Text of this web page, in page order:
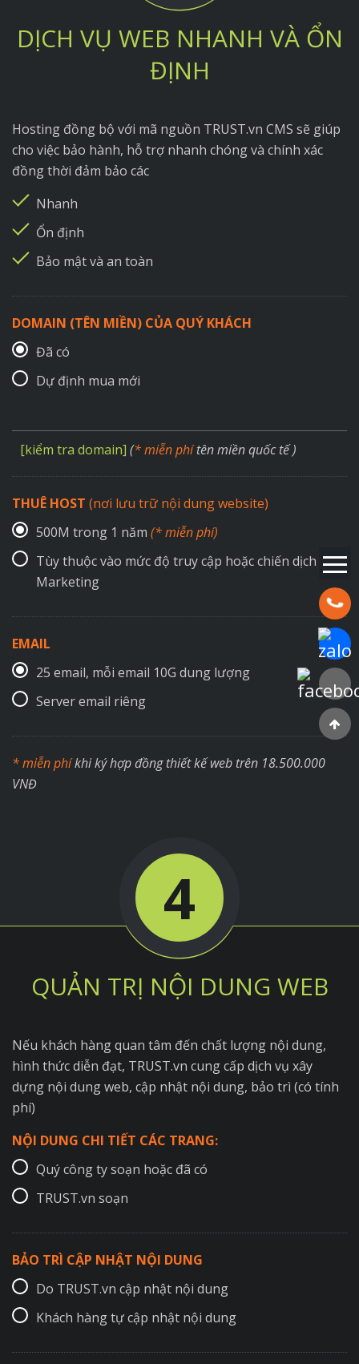
Hotline:
Chat
DỊCH VỤ WEB NHANH VÀ ỔN
ĐỊNH
Hosting đồng bộ với mã nguồn TRUST.vn CMS sẽ giúp
cho việc bảo hành, hỗ trợ nhanh chóng và chính xác
đồng thời đảm bảo các
Nhanh
Ổn định
Bảo mật và an toàn
DOMAIN (TÊN MIỀN) CỦA QUÝ KHÁCH
Đã có
Dự định mua mới
[kiểm tra domain] (* miễn phítên miền quốc tế )
THUÊ HOST (nơi lưu trữ nội dung website)
500M trong 1 năm (* miễn phí)
Tùy thuộc vào mức độ truy cập hoặc chiến dịch
Marketing
EMAIL
25 email, mỗi email 10G dung lượng
Server email riêng
* miễn phíkhi ký hợp đồng thiết kế web trên 18.500.000
VNĐ
4
QUẢN TRỊ NỘI DUNG WEB
Nếu khách hàng quan tâm đến chất lượng nội dung,
hình thức diễn đạt, TRUST.vn cung cấp dịch vụ xây
dựng nội dung web, cập nhật nội dung, bảo trì (có tính
phí)
NỘI DUNG CHI TIẾT CÁC TRANG:
Quý công ty soạn hoặc đã có
TRUST.vn soạn
BẢO TRÌ CẬP NHẬT NỘI DUNG
Do TRUST.vn cập nhật nội dung
Khách hàng tự cập nhật nội dung